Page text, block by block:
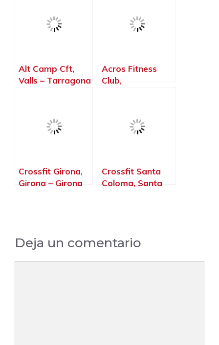
Alt Camp Cft,
Valls – Tarragona
Acros Fitness
Club,
Crossfit Girona,
Girona – Girona
Crossfit Santa
Coloma, Santa
Deja un comentario